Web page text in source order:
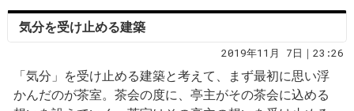
気分を受け止める建築
2019年11月 7日｜23:26
「気分」を受け止める建築と考えて、まず最初に思い浮
かんだのが茶室。茶会の度に、亭主がその茶会に込める